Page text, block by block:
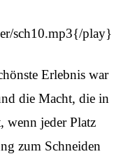
sch10.mp3{/play}
Erlebnis war
die Macht, die in
wenn jeder Platz
zum Schneiden